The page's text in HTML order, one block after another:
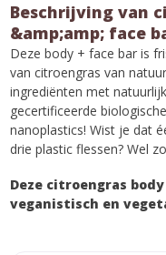
Beschrijving van
&amp;amp; face
Deze body + face bar is
van citroengras van
ingrediënten met
gecertificeerde
nanoplastics! Wist je dat
drie plastic flessen? Wel
Deze citroengras
veganistisch en